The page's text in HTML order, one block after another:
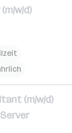
w/d)
(m/w/d)